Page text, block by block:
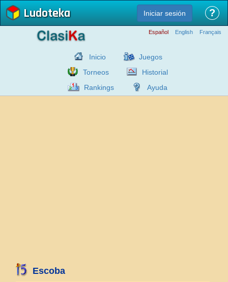
Ludoteka Iniciar sesión ?
Español English Français
Inicio
Juegos
Torneos
Historial
Rankings
Ayuda
Escoba